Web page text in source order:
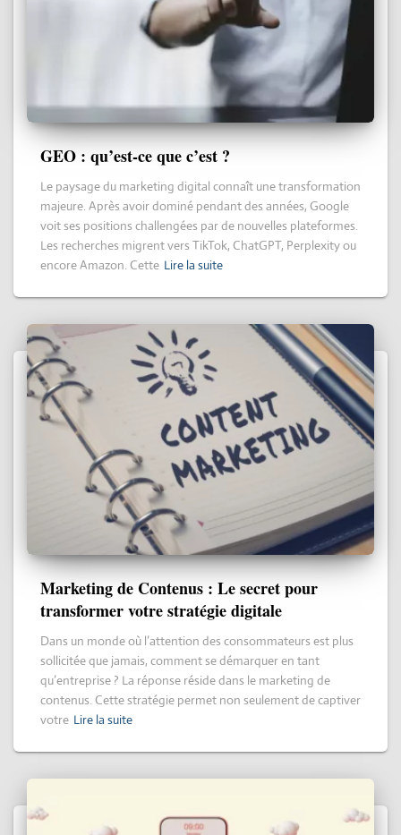
GEO : qu’est-ce que c’est ?
Le paysage du marketing digital connaît une transformation
majeure. Après avoir dominé pendant des années, Google
voit ses positions challengées par de nouvelles plateformes.
Les recherches migrent vers TikTok, ChatGPT, Perplexity ou
encore Amazon. Cette Lire la suite
Marketing de Contenus : Le secret pour
transformer votre stratégie digitale
Dans un monde où l’attention des consommateurs est plus
sollicitée que jamais, comment se démarquer en tant
qu’entreprise ? La réponse réside dans le marketing de
contenus. Cette stratégie permet non seulement de captiver
votre Lire la suite